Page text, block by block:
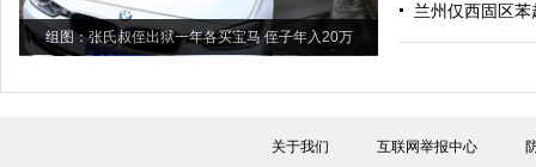
组图：张氏叔侄出狱一年各买宝马 侄子年入20万
兰州仅西固区
关于我们 互联网举报中心